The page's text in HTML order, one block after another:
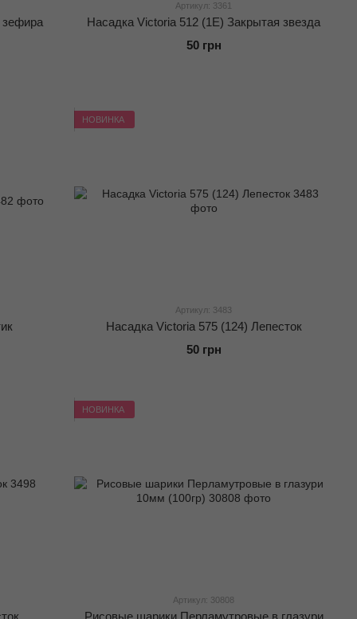
Артикул: 3361
Насадка Victoria 512 (1Е) Закрытая звезда
50 грн
НОВИНКА
Артикул: 3483
Насадка Victoria 575 (124) Лепесток
50 грн
НОВИНКА
Артикул: 30808
Рисовые шарики Перламутровые в глазури